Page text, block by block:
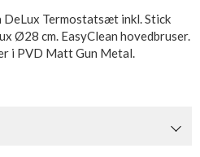
DeLux Termostatsæt inkl. Stick
Ø28 cm. EasyClean hovedbruser.
i PVD Matt Gun Metal.